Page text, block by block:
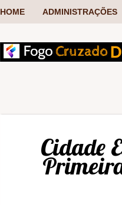
HOME ADMINISTRAÇÕES
Cidade